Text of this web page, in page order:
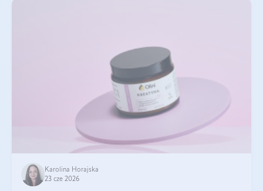
Karolina Horajska
23 cze 2026